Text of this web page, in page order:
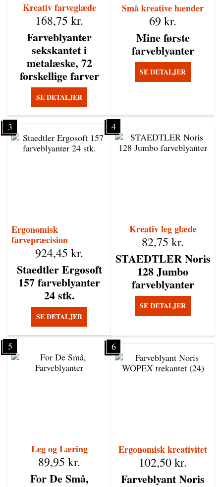
Kreativ farveglæde
Farveblyanter
sekskantet i
metalæske, 72
forskellige farver
168,75 kr.
SE DETALJER
Små kreative hænder
Mine første
farveblyanter
69 kr.
SE DETALJER
3
Ergonomisk
farvepræcision
Staedtler Ergosoft
157 farveblyanter
24 stk.
924,45 kr.
SE DETALJER
4
Kreativ leg glæde
STAEDTLER Noris
128 Jumbo
farveblyanter
82,75 kr.
SE DETALJER
5
Leg og Læring
For De Små,
89,95 kr.
6
Ergonomisk kreativitet
Farveblyant Noris
102,50kr.